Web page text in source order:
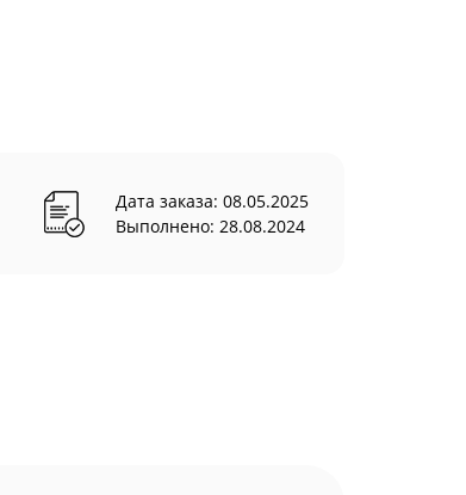
Дата заказа: 08.05.2025
Выполнено: 28.08.2024